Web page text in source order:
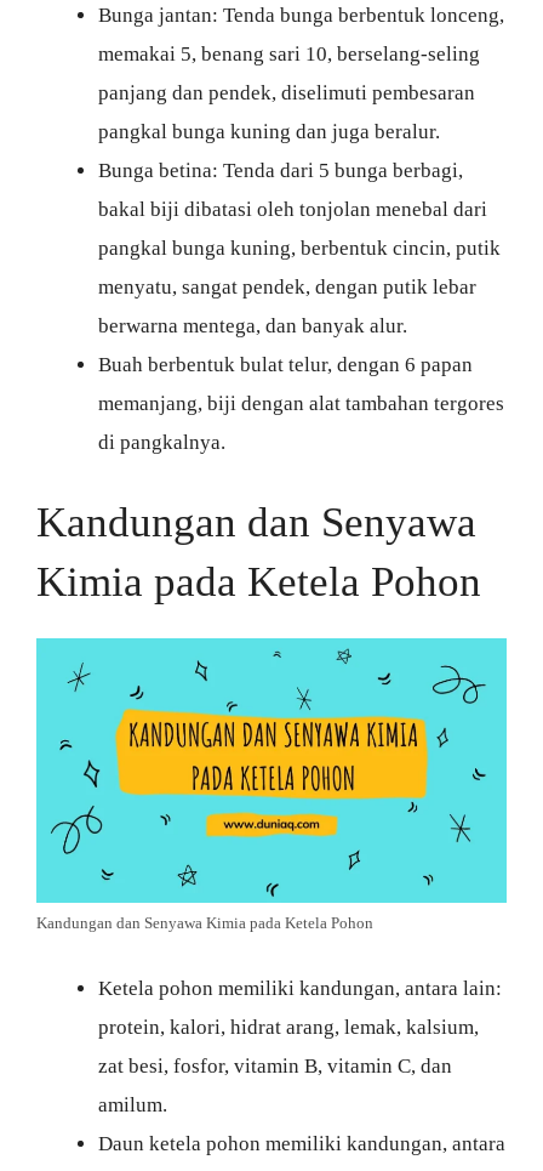
Bunga jantan: Tenda bunga berbentuk lonceng,
memakai 5, benang sari 10, berselang-seling
panjang dan pendek, diselimuti pembesaran
pangkal bunga kuning dan juga beralur.
Bunga betina: Tenda dari 5 bunga berbagi,
bakal biji dibatasi oleh tonjolan menebal dari
pangkal bunga kuning, berbentuk cincin, putik
menyatu, sangat pendek, dengan putik lebar
berwarna mentega, dan banyak alur.
Buah berbentuk bulat telur, dengan 6 papan
memanjang, biji dengan alat tambahan tergores
di pangkalnya.
Kandungan dan Senyawa
Kimia pada Ketela Pohon
Kandungan dan Senyawa Kimia pada Ketela Pohon
Ketela pohon memiliki kandungan, antara lain:
protein, kalori, hidrat arang, lemak, kalsium,
zat besi, fosfor, vitamin B, vitamin C, dan
amilum.
Daun ketela pohon memiliki kandungan, antara